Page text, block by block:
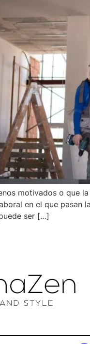
motivados o que
en el que pasan
ser […]